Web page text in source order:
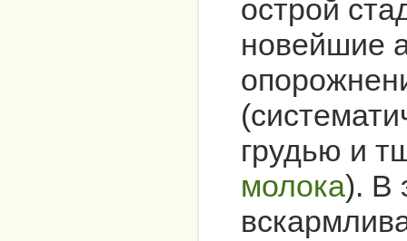
острой
новейшие
грудью и
молока). В